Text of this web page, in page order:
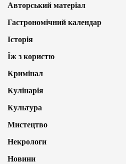
Авторський матеріал
Гастрономічний календар
Історія
Їж з користю
Кримінал
Кулінарія
Культура
Мистецтво
Некрологи
Новини